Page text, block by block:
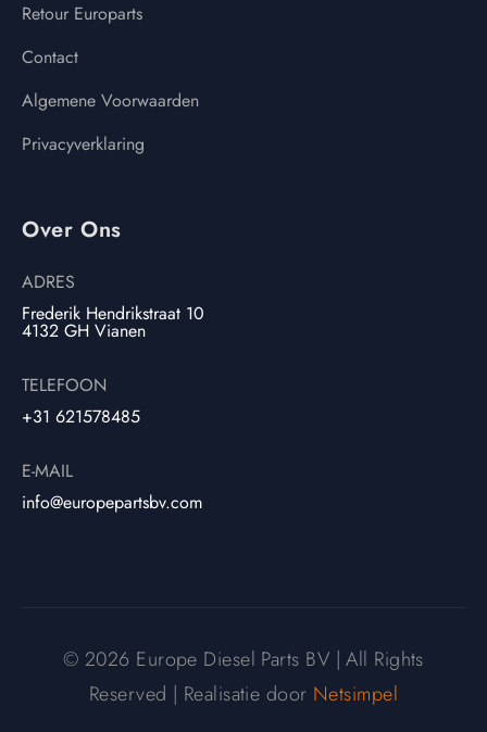
Retour Europarts
Contact
Algemene Voorwaarden
Privacyverklaring
Over Ons
ADRES
Frederik Hendrikstraat 10
4132 GH Vianen
TELEFOON
+31 621578485
E-MAIL
info@europepartsbv.com
© 2026 Europe Diesel Parts BV | All Rights
Reserved | Realisatie door Netsimpel